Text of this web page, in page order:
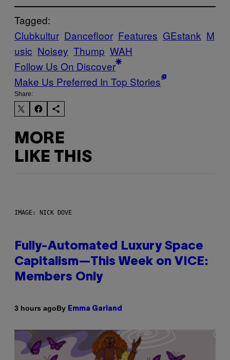
Tagged:
Clubkultur Dancefloor Features GEstank M
usic Noisey Thump WAH
Follow Us On Discover
Make Us Preferred In Top Stories
Share:
MORE
LIKE THIS
IMAGE: NICK DOVE
Fully-Automated Luxury Space
Capitalism—This Week on VICE:
Members Only
3 hours agoBy Emma Garland